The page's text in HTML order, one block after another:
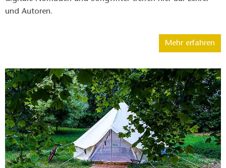
und Autoren.
Mehr erfahren